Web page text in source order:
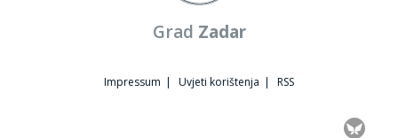
Grad Zadar
Impressum | Uvjeti korištenja | RSS